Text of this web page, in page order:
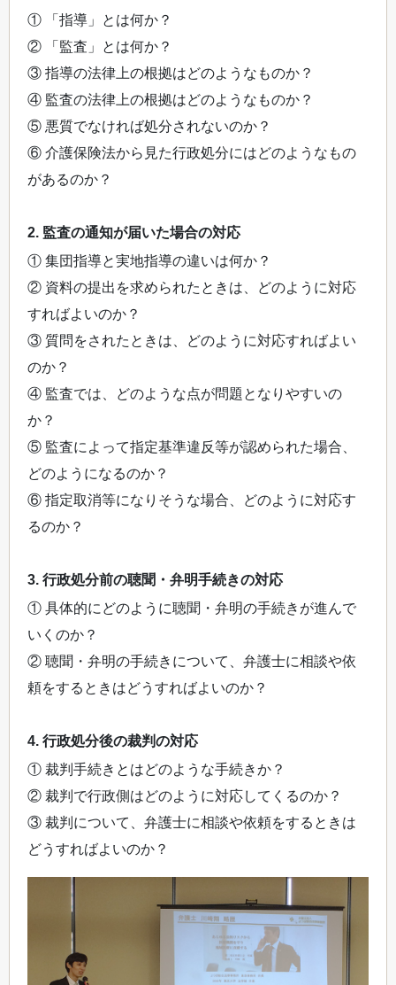
① 「指導」とは何か？
② 「監査」とは何か？
③ 指導の法律上の根拠はどのようなものか？
④ 監査の法律上の根拠はどのようなものか？
⑤ 悪質でなければ処分されないのか？
⑥ 介護保険法から見た行政処分にはどのようなもの
があるのか？
2. 監査の通知が届いた場合の対応
① 集団指導と実地指導の違いは何か？
② 資料の提出を求められたときは、どのように対応
すればよいのか？
③ 質問をされたときは、どのように対応すればよい
のか？
④ 監査では、どのような点が問題となりやすいの
か？
⑤ 監査によって指定基準違反等が認められた場合、
どのようになるのか？
⑥ 指定取消等になりそうな場合、どのように対応す
るのか？
3. 行政処分前の聴聞・弁明手続きの対応
① 具体的にどのように聴聞・弁明の手続きが進んで
いくのか？
② 聴聞・弁明の手続きについて、弁護士に相談や依
頼をするときはどうすればよいのか？
4. 行政処分後の裁判の対応
① 裁判手続きとはどのような手続きか？
② 裁判で行政側はどのように対応してくるのか？
③ 裁判について、弁護士に相談や依頼をするときは
どうすればよいのか？